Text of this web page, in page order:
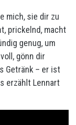
mich, sie dir zu
prickelnd, macht
genug, um
gönn dir
Getränk – er ist
erzählt Lennart